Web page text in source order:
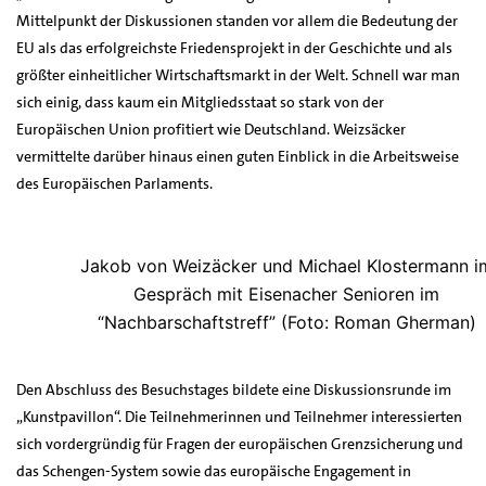
Mittelpunkt der Diskussionen standen vor allem die Bedeutung der
EU als das erfolgreichste Friedensprojekt in der Geschichte und als
größter einheitlicher Wirtschaftsmarkt in der Welt. Schnell war man
sich einig, dass kaum ein Mitgliedsstaat so stark von der
Europäischen Union profitiert wie Deutschland. Weizsäcker
vermittelte darüber hinaus einen guten Einblick in die Arbeitsweise
des Europäischen Parlaments.
Jakob von Weizäcker und Michael Klostermann
Gespräch mit Eisenacher Senioren im
“Nachbarschaftstreff” (Foto: Roman Gherman)
Den Abschluss des Besuchstages bildete eine Diskussionsrunde im
„Kunstpavillon“. Die Teilnehmerinnen und Teilnehmer interessierten
sich vordergründig für Fragen der europäischen Grenzsicherung und
das Schengen-System sowie das europäische Engagement in